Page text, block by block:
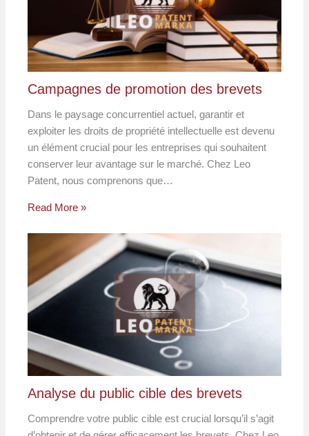
Campagnes de promotion des brevets
Dans le paysage concurrentiel actuel, garantir et
exploiter les droits de propriété intellectuelle est devenu
un élément crucial pour les entreprises qui souhaitent
conserver leur avantage sur le marché. Chez Leo
Patent, nous comprenons que…
Read More »
Analyse du public cible des brevets
Comprendre votre public cible est crucial lorsqu’il s’agit